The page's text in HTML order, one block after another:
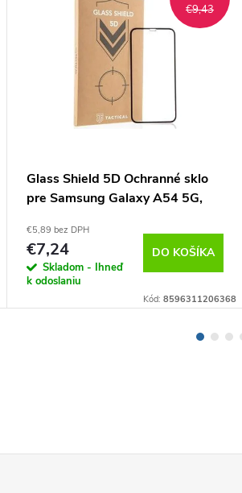
€9,43
Glass Shield 5D Ochranné sklo
pre Samsung Galaxy A54 5G,
€5,89 bez DPH
€7,24
Skladom - Ihneď
k odoslaniu
DO KOŠÍKA
Kód: 8596311206368